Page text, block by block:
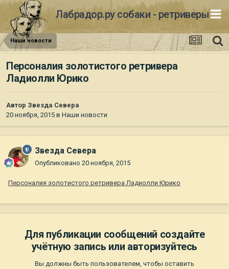
Лабрадор.ру собаки - ретриверы
Наши новости
Персоналия золотистого ретривера
Ладиолли Юрико
Автор Звезда Севера
20 ноября, 2015 в Наши новости
Звезда Севера
Опубликовано 20 ноября, 2015
Персоналия золотистого ретривера Ладиолли Юрико
Для публикации сообщений создайте
учётную запись или авторизуйтесь
Вы должны быть пользователем, чтобы оставить